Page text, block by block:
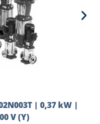
| 0,37 kW |
V (Y)